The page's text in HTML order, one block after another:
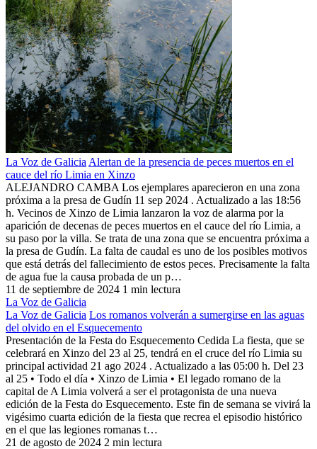
La Voz de Galicia Alertan de la presencia de peces muertos en el
cauce del río Limia en Xinzo
ALEJANDRO CAMBA Los ejemplares aparecieron en una zona
próxima a la presa de Gudín 11 sep 2024 . Actualizado a las 18:56
h. Vecinos de Xinzo de Limia lanzaron la voz de alarma por la
aparición de decenas de peces muertos en el cauce del río Limia, a
su paso por la villa. Se trata de una zona que se encuentra próxima a
la presa de Gudín. La falta de caudal es uno de los posibles motivos
que está detrás del fallecimiento de estos peces. Precisamente la falta
de agua fue la causa probada de un p…
11 de septiembre de 2024 1 min lectura
La Voz de Galicia
La Voz de Galicia Los romanos volverán a sumergirse en las aguas
del olvido en el Esquecemento
Presentación de la Festa do Esquecemento Cedida La fiesta, que se
celebrará en Xinzo del 23 al 25, tendrá en el cruce del río Limia su
principal actividad 21 ago 2024 . Actualizado a las 05:00 h. Del 23
al 25 • Todo el día • Xinzo de Limia • El legado romano de la
capital de A Limia volverá a ser el protagonista de una nueva
edición de la Festa do Esquecemento. Este fin de semana se vivirá la
vigésimo cuarta edición de la fiesta que recrea el episodio histórico
en el que las legiones romanas t…
21 de agosto de 2024 2 min lectura